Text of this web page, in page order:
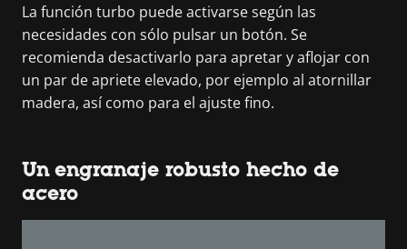
La función turbo puede activarse según las
necesidades con sólo pulsar un botón. Se
recomienda desactivarlo para apretar y aflojar con
un par de apriete elevado, por ejemplo al atornillar
madera, así como para el ajuste fino.
Un engranaje robusto hecho de
acero